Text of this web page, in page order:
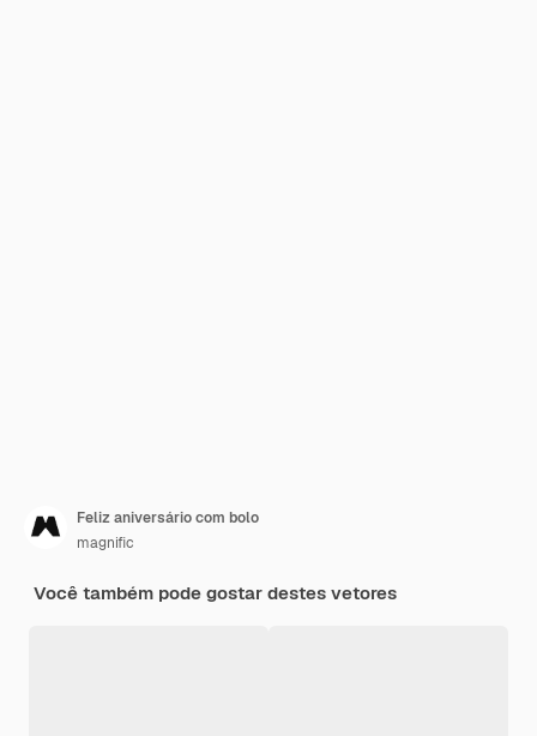
Feliz aniversário com bolo
magnific
Você também pode gostar destes vetores